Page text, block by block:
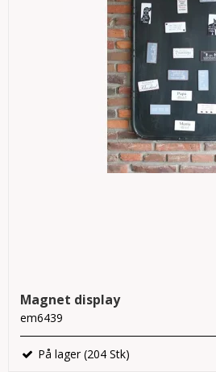
Magnet display
em6439
På lager (204 Stk)